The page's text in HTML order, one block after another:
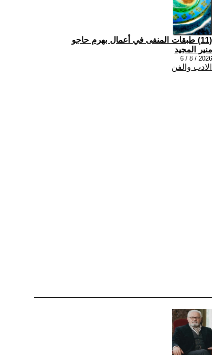
(11) طبقات المنفى في أعمال بهرم حاجو
منير المجيد
2026 / 8 / 6
الادب والفن